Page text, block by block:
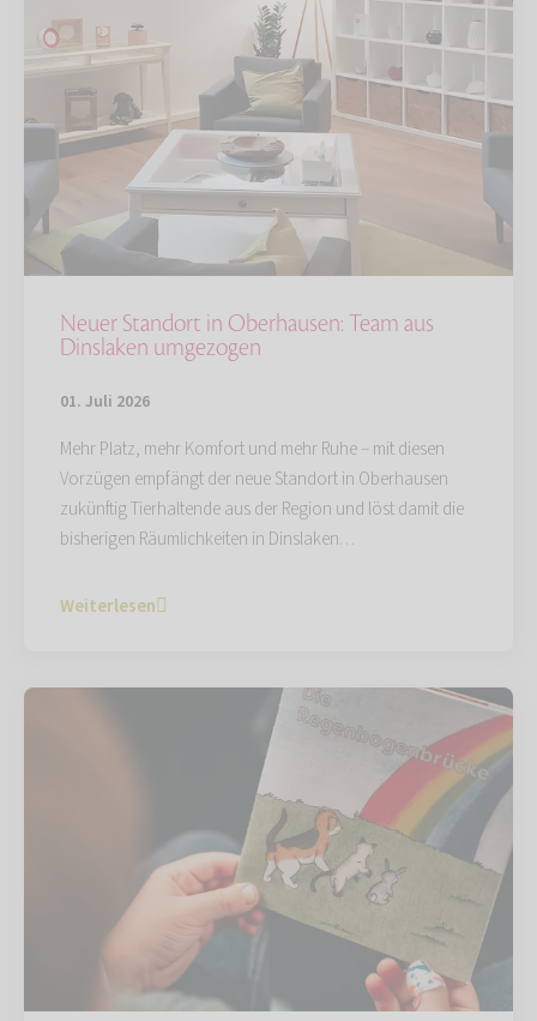
Neuer Standort in Oberhausen: Team aus
Dinslaken umgezogen
01. Juli 2026
Mehr Platz, mehr Komfort und mehr Ruhe – mit diesen
Vorzügen empfängt der neue Standort in Oberhausen
zukünftig Tierhaltende aus der Region und löst damit die
bisherigen Räumlichkeiten in Dinslaken…
Weiterlesen